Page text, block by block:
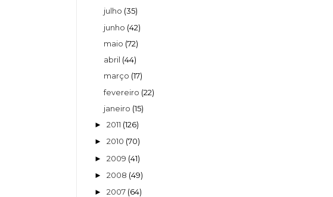
julho (35)
junho (42)
maio (72)
abril (44)
março (17)
fevereiro (22)
janeiro (15)
► 2011 (126)
► 2010 (70)
► 2009 (41)
► 2008 (49)
► 2007 (64)